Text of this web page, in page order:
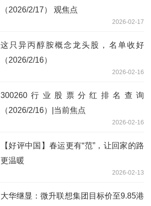
（2026/2/17） 观焦点
2026-02-17
这只异丙醇胺概念龙头股，名单收好
（2026/2/16）
2026-02-16
300260行业股票分红排名查询
（2026/2/16）|当前焦点
2026-02-16
【好评中国】春运更有“范”，让回家的路
更温暖
2026-02-13
大华继显：微升联想集团目标价至9.85港